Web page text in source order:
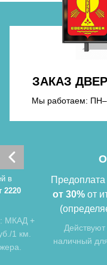
Хочу такую
Хочу такую
ЗАКАЗ
Мы работаем:
в
2220
МКАД +
1 км.
Предоплата
от 30% от
наличный